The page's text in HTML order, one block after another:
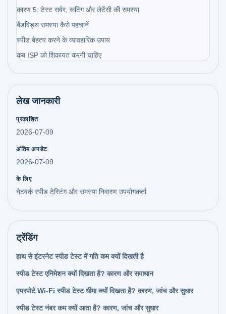
कारण 5: टेस्ट सर्वर, रूटिंग और लेटेंसी की समस्या
बैंडविड्थ समस्या कैसे पहचानें
स्पीड बेहतर करने के व्यावहारिक उपाय
कब ISP को शिकायत करनी चाहिए
लेख जानकारी
प्रकाशित
2026-07-09
अंतिम अपडेट
2026-07-09
के लिए
नेटवर्क स्पीड टेस्टिंग और समस्या निवारण उपयोगकर्ता
ट्रेंडिंग
हाथ से इंटरनेट स्पीड टेस्ट में गति कम क्यों दिखती है
स्पीड टेस्ट एनिमेशन क्यों दिखता है? कारण और समाधान
एयरपोर्ट Wi‑Fi स्पीड टेस्ट धीमा क्यों दिखता है? कारण, जांच और सुधार
स्पीड टेस्ट नंबर कम क्यों आता है? कारण, जांच और सुधार